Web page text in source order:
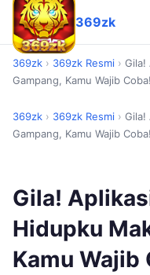
369zk
369zk › 369zk Resmi › Gila!
Gampang, Kamu Wajib Coba!
369zk › 369zk Resmi › Gila!
Gampang, Kamu Wajib Coba!
Gila!
Hidupku
Kamu Wajib